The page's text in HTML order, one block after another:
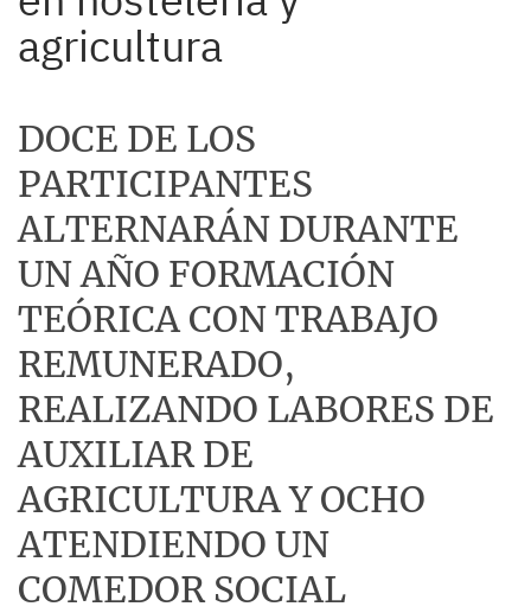
agricultura
DOCE DE LOS
PARTICIPANTES
ALTERNARÁN DURANTE
UN AÑO FORMACIÓN
TEÓRICA CON TRABAJO
REMUNERADO,
REALIZANDO LABORES DE
AUXILIAR DE
AGRICULTURA Y OCHO
ATENDIENDO UN
COMEDOR SOCIAL